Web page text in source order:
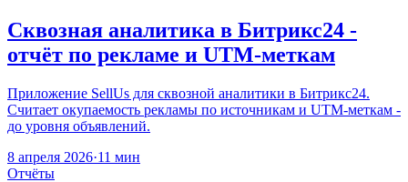
Сквозная аналитика в Битрикс24 -
отчёт по рекламе и UTM-меткам
Приложение SellUs для сквозной аналитики в Битрикс24.
Считает окупаемость рекламы по источникам и UTM-меткам -
до уровня объявлений.
8 апреля 2026·11 мин
Отчёты